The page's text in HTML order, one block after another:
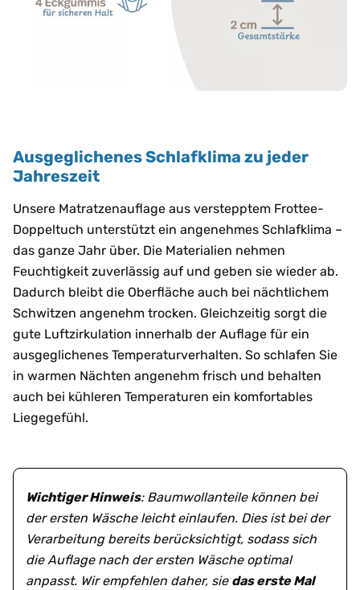
Ausgeglichenes Schlafklima zu jeder
Jahreszeit
Unsere Matratzenauflage aus verstepptem Frottee-
Doppeltuch unterstützt ein angenehmes Schlafklima –
das ganze Jahr über. Die Materialien nehmen
Feuchtigkeit zuverlässig auf und geben sie wieder ab.
Dadurch bleibt die Oberfläche auch bei nächtlichem
Schwitzen angenehm trocken. Gleichzeitig sorgt die
gute Luftzirkulation innerhalb der Auflage für ein
ausgeglichenes Temperaturverhalten. So schlafen Sie
in warmen Nächten angenehm frisch und behalten
auch bei kühleren Temperaturen ein komfortables
Liegegefühl.
Wichtiger Hinweis: Baumwollanteile können bei
der ersten Wäsche leicht einlaufen. Dies ist bei der
Verarbeitung bereits berücksichtigt, sodass sich
die Auflage nach der ersten Wäsche optimal
anpasst. Wir empfehlen daher, sie das erste Mal